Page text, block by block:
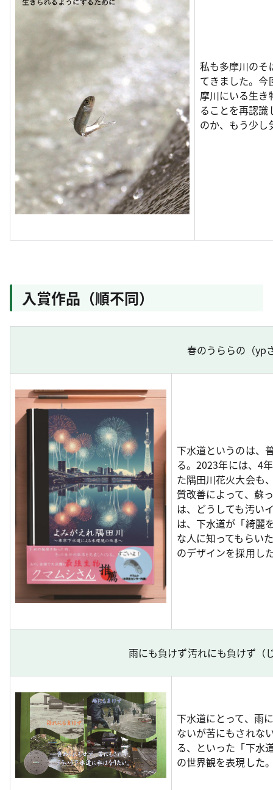
私も多摩川のそ
てきました。今
摩川にいる生き
ることを再認
のか、もう少し
入賞作品（順不同）
春のうららの（yp
下水道というのは、
る。2023年には、4
た隅田川花火大会も
質改善によって、蘇
は、どうしても汚い
は、下水道が「綺麗
な人に知ってもらい
のデザインを採用し
雨にも負けず汚れにも負けず（
下水道にとって、雨
ないが苦にもされな
る、といった「下水
の世界観を表現した